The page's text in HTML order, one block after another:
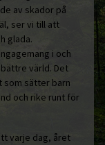
av skador på
ser vi till att
glada.
i och
värld. Det
som sätter barn
och rike runt för
varje dag, året